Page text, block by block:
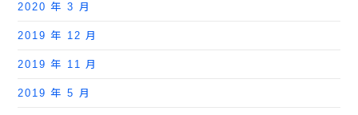
2020 年 3 月
2019 年 12 月
2019 年 11 月
2019 年 5 月